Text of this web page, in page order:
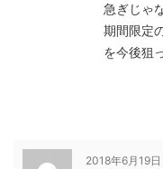
急ぎじゃ
期間限定
を今後狙
2018年6月19